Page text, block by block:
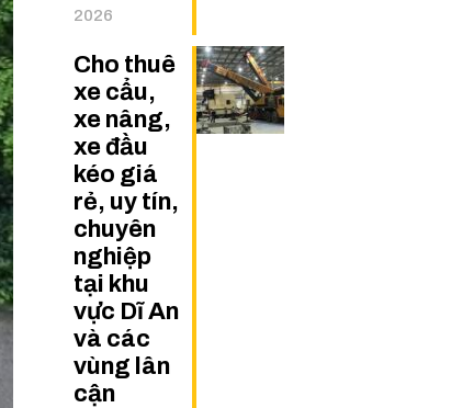
2026
Cho thuê
xe cẩu,
xe nâng,
xe đầu
kéo giá
rẻ, uy tín,
chuyên
nghiệp
tại khu
vực Dĩ An
và các
vùng lân
cận